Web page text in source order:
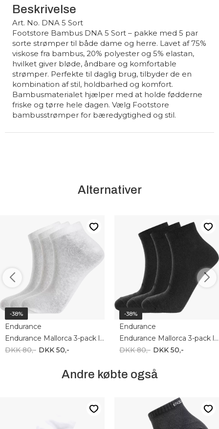
Beskrivelse
Art. No. DNA 5 Sort
Footstore Bambus DNA 5 Sort – pakke med 5 par
sorte strømper til både dame og herre. Lavet af 75%
viskose fra bambus, 20% polyester og 5% elastan,
hvilket giver bløde, åndbare og komfortable
strømper. Perfekte til daglig brug, tilbyder de en
kombination af stil, holdbarhed og komfort.
Bambusmaterialet hjælper med at holde fødderne
friske og tørre hele dagen. Vælg Footstore
bambusstrømper for bæredygtighed og stil.
Alternativer
-38%
Endurance
Endurance Mallorca 3-pack low white e131399
DKK 80,- DKK 50,-
-38%
Endurance
Endurance Mallorca 3-pack low black e131399
DKK 80,- DKK 50,-
Andre købte også